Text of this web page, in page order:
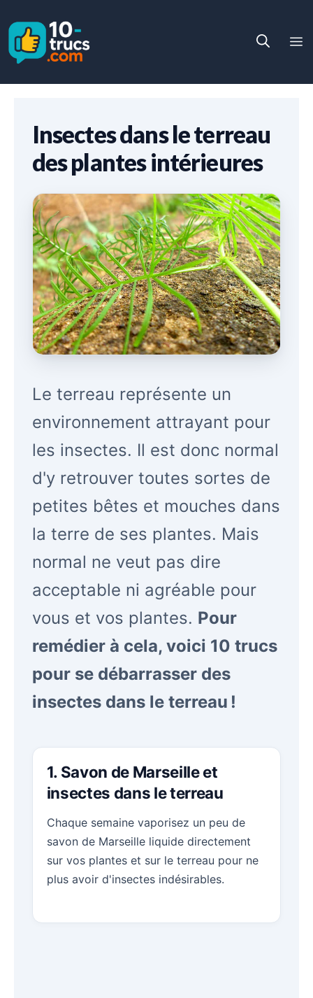
contenu
Insectes dans le terreau
des plantes intérieures
Le terreau représente un
environnement attrayant pour
les insectes. Il est donc normal
d'y retrouver toutes sortes de
petites bêtes et mouches dans
la terre de ses plantes. Mais
normal ne veut pas dire
acceptable ni agréable pour
vous et vos plantes. Pour
remédier à cela, voici 10 trucs
pour se débarrasser des
insectes dans le terreau !
1. Savon de Marseille et
insectes dans le terreau
Chaque semaine vaporisez un peu de
savon de Marseille liquide directement
sur vos plantes et sur le terreau pour ne
plus avoir d'insectes indésirables.